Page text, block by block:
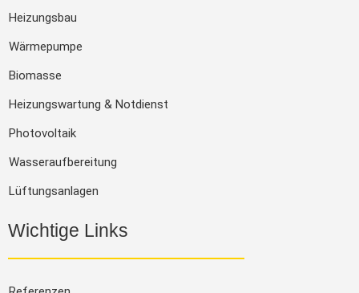
Heizungsbau
Wärmepumpe
Biomasse
Heizungswartung & Notdienst
Photovoltaik
Wasseraufbereitung
Lüftungsanlagen
Wichtige Links